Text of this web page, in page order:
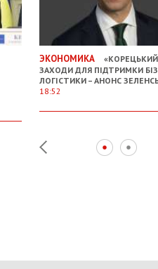
ЭКОНОМИКА
ЗАХОДИ ДЛЯ ПІДТРИМКИ
ЛОГІСТИКИ – АНОНС
18:52